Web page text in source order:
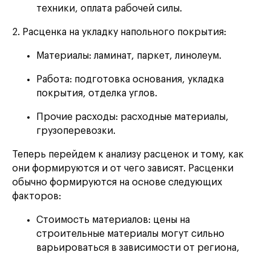
техники, оплата рабочей силы.
2. Расценка на укладку напольного покрытия:
Материалы: ламинат, паркет, линолеум.
Работа: подготовка основания, укладка
покрытия, отделка углов.
Прочие расходы: расходные материалы,
грузоперевозки.
Теперь перейдем к анализу расценок и тому, как
они формируются и от чего зависят. Расценки
обычно формируются на основе следующих
факторов:
Стоимость материалов: цены на
строительные материалы могут сильно
варьироваться в зависимости от региона,